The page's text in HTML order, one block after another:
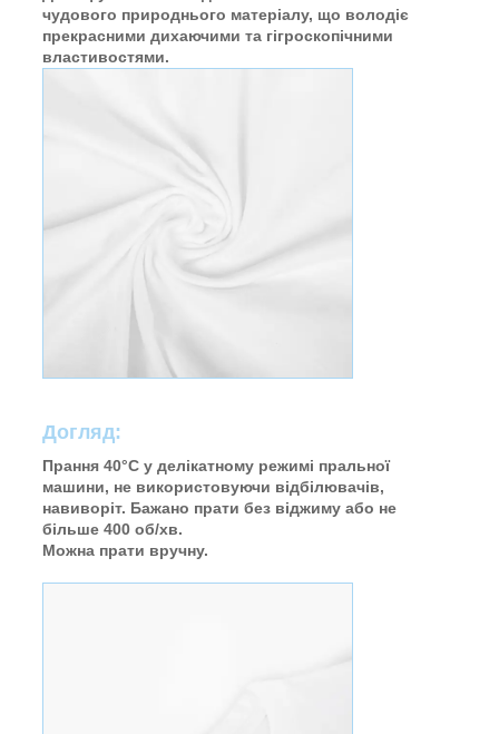
чудового природнього матеріалу, що володіє
прекрасними дихаючими та гігроскопічними
властивостями.
Догляд:
Прання 40°C у делікатному режимі пральної
машини, не використовуючи відбілювачів,
навиворіт. Бажано прати без віджиму або не
більше 400 об/хв.
Можна прати вручну.